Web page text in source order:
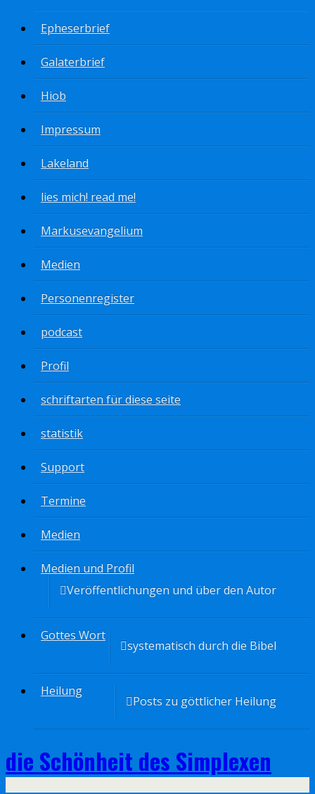
Epheserbrief
Galaterbrief
Hiob
Impressum
Lakeland
lies mich! read me!
Markusevangelium
Medien
Personenregister
podcast
Profil
schriftarten für diese seite
statistik
Support
Termine
Medien
Medien und Profil
Veröffentlichungen und über den Autor
Gottes Wort
systematisch durch die Bibel
Heilung
Posts zu göttlicher Heilung
die Schönheit des Simplexen